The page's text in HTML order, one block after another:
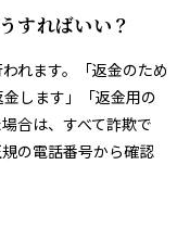
すればいい？
れます。「返金のため
します」「返金用の
合は、すべて詐欺で
の電話番号から確認